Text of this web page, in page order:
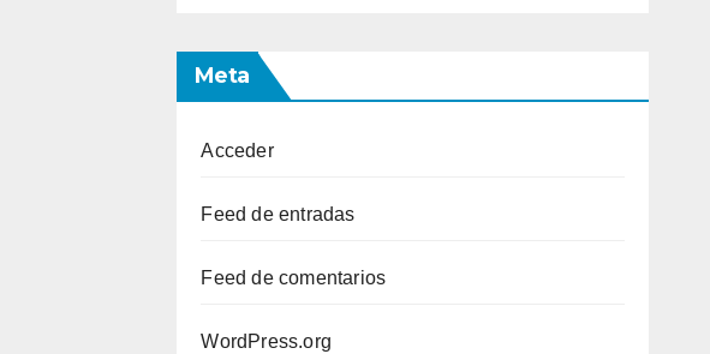
Meta
Acceder
Feed de entradas
Feed de comentarios
WordPress.org